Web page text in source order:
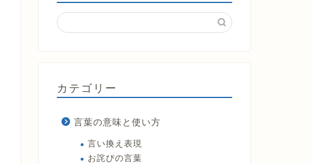
カテゴリー
言葉の意味と使い方
言い換え表現
お詫びの言葉